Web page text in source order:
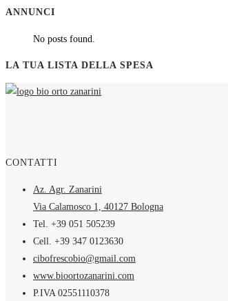
ANNUNCI
No posts found.
LA TUA LISTA DELLA SPESA
CONTATTI
Az. Agr. Zanarini
Via Calamosco 1, 40127 Bologna
Tel. +39 051 505239
Cell. +39 347 0123630
cibofrescobio@gmail.com
www.bioortozanarini.com
P.IVA 02551110378